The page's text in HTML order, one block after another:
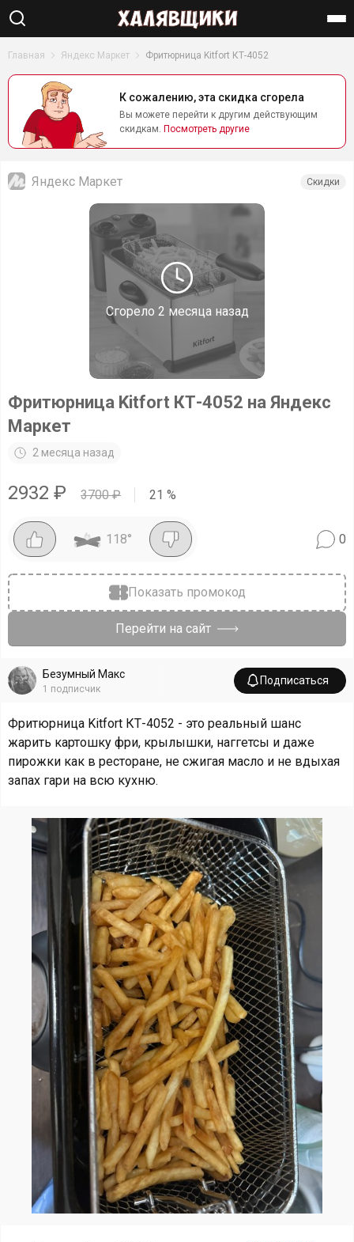
Главная Яндекс Маркет Фритюрница Kitfort КТ-4052
К сожалению, эта скидка сгорела
Вы можете перейти к другим действующим
скидкам. Посмотреть другие
Сгорело 2 месяца назад
Яндекс Маркет Скидки
Фритюрница Kitfort КТ-4052 на Яндекс
Маркет
2 месяца назад
2932 ₽ 3700₽ 21 %
118° 0
Показать промокод
Перейти на сайт
Безумный Макс
1 подписчик
Подписаться
Фритюрница Kitfort КТ-4052 - это реальный шанс
жарить картошку фри, крылышки, наггетсы и даже
пирожки как в ресторане, не сжигая масло и не вдыхая
запах гари на всю кухню.